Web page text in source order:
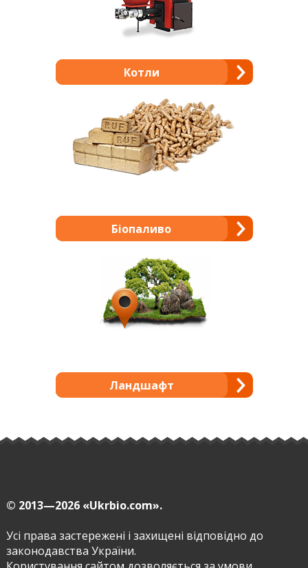
Котли
Біопаливо
Ландшафт
© 2013—2026 «Ukrbio.com».
Усі права застережені і захищені відповідно до
законодавства України.